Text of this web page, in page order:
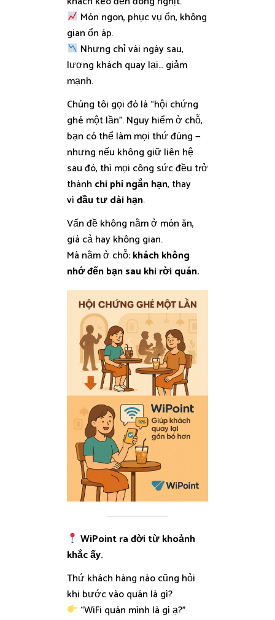
Món ngon, phục vụ ổn, không
gian ổn áp.
Nhưng chỉ vài ngày sau,
lượng khách quay lại… giảm
mạnh.
Chúng tôi gọi đó là “hội chứng
ghé một lần”. Nguy hiểm ở chỗ,
bạn có thể làm mọi thứ đúng —
nhưng nếu không giữ liên hệ
sau đó, thì mọi công sức đều trở
thành chi phí ngắn hạn, thay
vìđầu tư dài hạn.
Vấn đề không nằm ở món ăn,
giá cả hay không gian.
Mà nằm ở chỗ:khách không
nhớ đến bạn sau khi rời quán.
WiPoint ra đời từ khoảnh
khắc ấy.
Thứ khách hàng nào cũng hỏi
khi bước vào quán là gì?
“WiFi quán mình là gì ạ?”